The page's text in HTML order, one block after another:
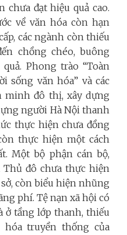
đạt hiệu quả cao.
về văn hóa còn hạn
các ngành còn thiếu
chồng chéo, buông
Phong trào “Toàn
sống văn hóa” và các
minh đô thị, xây dựng
người Hà Nội thanh
thực hiện chưa đồng
thực hiện một cách
Một bộ phận cán bộ,
Thủ đô chưa thực hiện
còn biểu hiện nhũng
phí. Tệ nạn xã hội có
ở tầng lớp thanh, thiếu
truyền thống của